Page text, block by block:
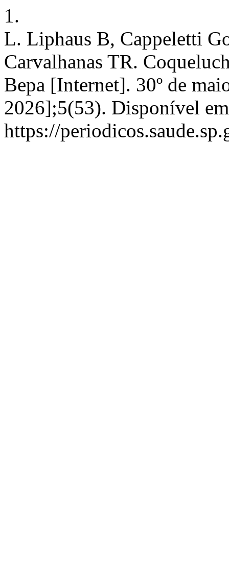
1.
L. Liphaus B, Cappeletti
Carvalhanas TR.
Bepa [Internet]. 30º de
2026];5(53). Disponível
https://